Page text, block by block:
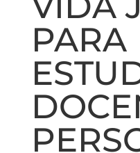
PARA